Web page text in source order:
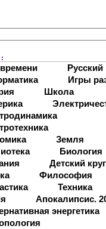
Русский
Игры
Школа
Земля
Биология
Детский круг
Философия
Техника
Апокалипсис.
энергетика